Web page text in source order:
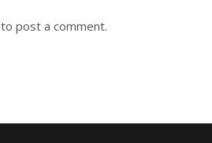
to post a comment.